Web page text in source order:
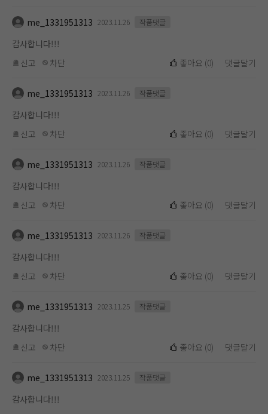
me_1331951313 2023.11.26 작품댓글
감사합니다!!!
신고
차단 좋아요 (0) 댓글달기
me_1331951313 2023.11.26 작품댓글
감사합니다!!!
신고
차단 좋아요 (0) 댓글달기
me_1331951313 2023.11.26 작품댓글
감사합니다!!!
신고
차단 좋아요 (0) 댓글달기
me_1331951313 2023.11.26 작품댓글
감사합니다!!!
신고
차단 좋아요 (0) 댓글달기
me_1331951313 2023.11.25 작품댓글
감사합니다!!!
신고
차단 좋아요 (0) 댓글달기
me_1331951313 2023.11.25 작품댓글
감사합니다!!!